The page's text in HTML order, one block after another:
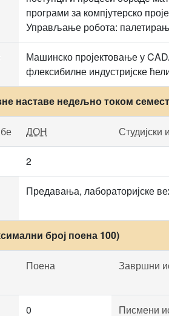
програми за компјутерско
Управљање робота:
Машинско пројектовање у
флексибилне индустријске
наставе недељно током
ДОН Студијски
2
Предавања, лабораторијске
број поена 100)
Поена Завршни
0 Писмени